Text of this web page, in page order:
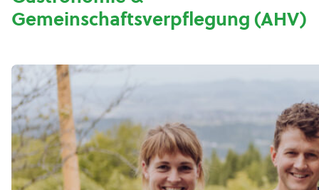
Gemeinschaftsverpflegung (AHV)